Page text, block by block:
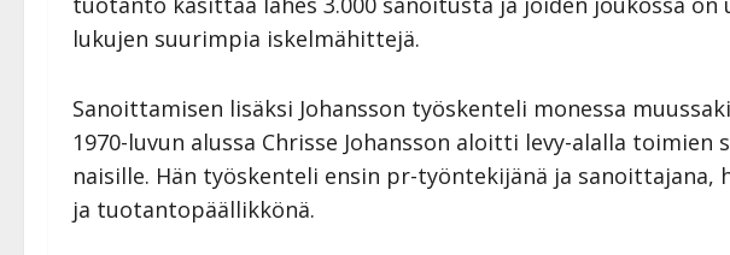
lukujen suurimpia iskelmähittejä.
Sanoittamisen lisäksi Johansson työskenteli monessa
1970-luvun alussa Chrisse Johansson aloitti levy-alalla
naisille. Hän työskenteli ensin pr-työntekijänä ja
ja tuotantopäällikkönä.